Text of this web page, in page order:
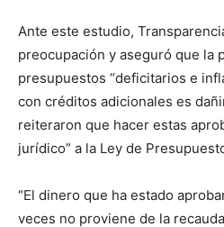
Ante este estudio,
preocupación y aseguró que la
presupuestos “deficitarios e
con créditos adicionales es
reiteraron que hacer estas
jurídico” a la Ley de
“El dinero que ha estado
veces no proviene de la